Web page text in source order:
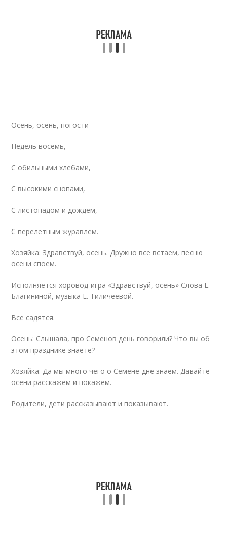
Осень, осень, погости
Недель восемь,
С обильными хлебами,
С высокими снопами,
С листопадом и дождём,
С перелётным журавлём.
Хозяйка: Здравствуй, осень. Дружно все встаем, песню
осени споем.
Исполняется хоровод-игра «Здравствуй, осень» Слова Е.
Благининой, музыка Е. Тиличеевой.
Все садятся.
Осень: Слышала, про Семенов день говорили? Что вы об
этом празднике знаете?
Хозяйка: Да мы много чего о Семене-дне знаем. Давайте
осени расскажем и покажем.
Родители, дети рассказывают и показывают.